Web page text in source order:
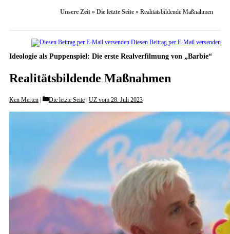
Unsere Zeit » Die letzte Seite » Realitätsbildende ­Maßnahmen
Diesen Beitrag per E-Mail versenden
Ideologie als Puppenspiel: Die erste Realverfilmung von „Barbie“
Realitätsbildende ­Maßnahmen
Ken Merten Categories
Die letzte Seite UZ vom 28. Juli 2023